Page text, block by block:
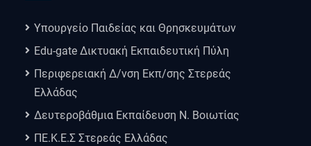
Υπουργείο Παιδείας και Θρησκευμάτων
Edu-gate Δικτυακή Εκπαιδευτική Πύλη
Περιφερειακή Δ/νση Εκπ/σης Στερεάς
Ελλάδας
Δευτεροβάθμια Εκπαίδευση Ν. Βοιωτίας
ΠΕ.Κ.Ε.Σ Στερεάς Ελλάδας